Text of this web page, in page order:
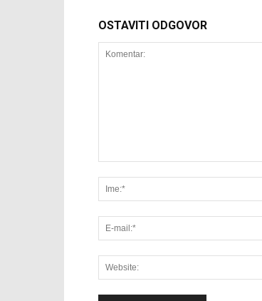
OSTAVITI ODGOVOR